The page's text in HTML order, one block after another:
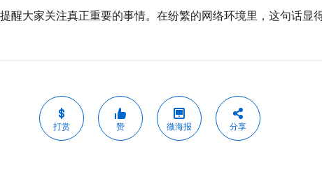
醒大家关注真正重要的事情。在纷繁的网络环境里，这句话显
打赏 赞 微海报 分享